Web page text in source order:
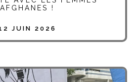
AFGHANES !
JUIN 2026